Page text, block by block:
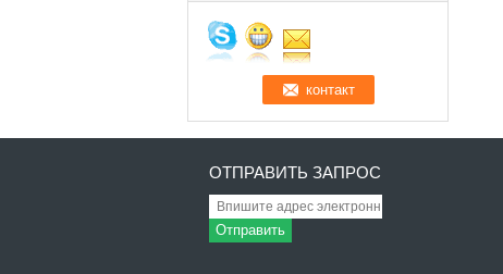
ОТПРАВИТЬ ЗАПРОС
Отправить